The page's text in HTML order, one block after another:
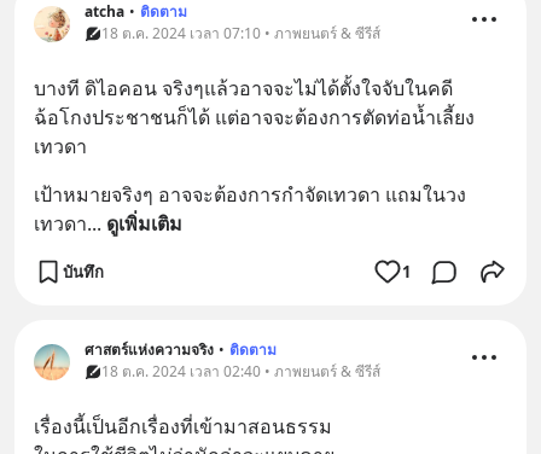
atcha • ติดตาม
18 ต.ค. 2024 เวลา 07:10 • ภาพยนตร์ & ซีรีส์
บางที ดิไอคอน จริงๆแล้วอาจจะไม่ได้ตั้งใจจับในคดี
ฉ้อโกงประชาชนก็ได้ แต่อาจจะต้องการตัดท่อน้ำเลี้ยง
เทวดา
เป้าหมายจริงๆ อาจจะต้องการกำจัดเทวดา แถมในวง
เทวดา... ดูเพิ่มเติม
บันทึก 1
ศาสตร์แห่งความจริง • ติดตาม
18 ต.ค. 2024 เวลา 02:40 • ภาพยนตร์ & ซีรีส์
เรื่องนี้เป็นอีกเรื่องที่เข้ามาสอนธรรม